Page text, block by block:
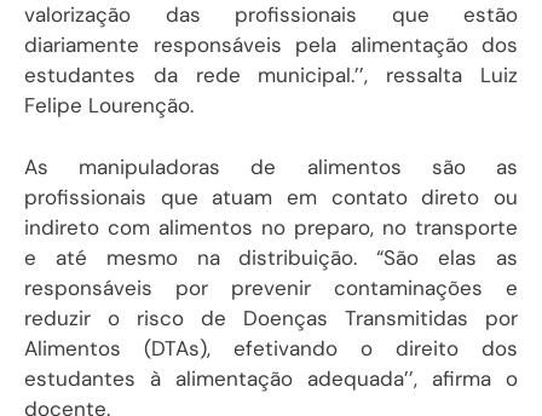
valorização das profissionais que estão
diariamente responsáveis pela alimentação dos
estudantes da rede municipal.’’, ressalta Luiz
Felipe Lourenção.
As manipuladoras de alimentos são as
profissionais que atuam em contato direto ou
indireto com alimentos no preparo, no transporte
e até mesmo na distribuição. “São elas as
responsáveis por prevenir contaminações e
reduzir o risco de Doenças Transmitidas por
Alimentos (DTAs), efetivando o direito dos
estudantes à alimentação adequada’’, afirma o
docente.